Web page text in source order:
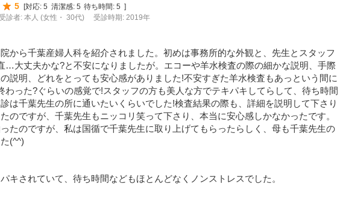
5 [対応: 5 清潔感: 5 待ち時間: 5 ]
診者: 本人 (女性・ 30代) 受診時期: 2019年
から千葉産婦人科を紹介されました。初めは事務所的な外観と、先生とスタッフ
…大丈夫かな?と不安になりましたが。エコーや羊水検査の際の細かな説明、手際
説明、どれをとっても安心感がありました!不安すぎた羊水検査もあっという間に
わった?ぐらいの感覚で!スタッフの方も美人な方でテキパキしてらして、待ち時間
は千葉先生の所に通いたいくらいでした!検査結果の際も、詳細を説明して下さり
のですが、千葉先生もニッコリ笑って下さり、本当に安心感しかなかったです。
たのですが、私は国循で千葉先生に取り上げてもらったらしく、母も千葉先生の
(^^)
キされていて、待ち時間などもほとんどなくノンストレスでした。